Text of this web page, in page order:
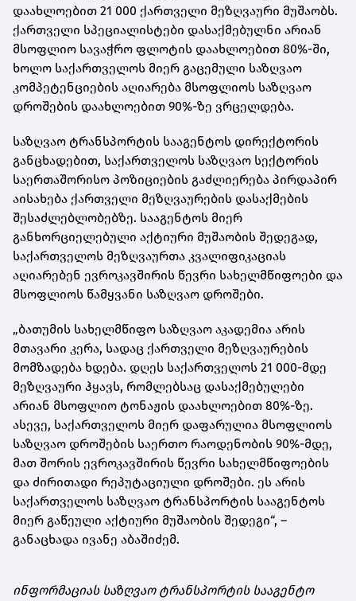
დაახლოებით 21 000 ქართველი მეზღვაური მუშაობს.
ქართველი სპეციალისტები დასაქმებულნი არიან
მსოფლიო სავაჭრო ფლოტის დაახლოებით 80%-ში,
ხოლო საქართველოს მიერ გაცემული საზღვაო
კომპეტენციების აღიარება მსოფლიოს საზღვაო
დროშების დაახლოებით 90%-ზე ვრცელდება.
საზღვაო ტრანსპორტის სააგენტოს დირექტორის
განცხადებით, საქართველოს საზღვაო სექტორის
საერთაშორისო პოზიციების გაძლიერება პირდაპირ
აისახება ქართველი მეზღვაურების დასაქმების
შესაძლებლობებზე. სააგენტოს მიერ
განხორციელებული აქტიური მუშაობის შედეგად,
საქართველოს მეზღვაურთა კვალიფიკაციას
აღიარებენ ევროკავშირის წევრი სახელმწიფოები და
მსოფლიოს წამყვანი საზღვაო დროშები.
„ბათუმის სახელმწიფო საზღვაო აკადემია არის
მთავარი კერა, სადაც ქართველი მეზღვაურების
მომზადება ხდება. დღეს საქართველოს 21 000-მდე
მეზღვაური ჰყავს, რომლებსაც დასაქმებულები
არიან მსოფლიო ტონაჟის დაახლოებით 80%-ზე.
ასევე, საქართველოს მიერ დაფარულია მსოფლიოს
საზღვაო დროშების საერთო რაოდენობის 90%-მდე,
მათ შორის ევროკავშირის წევრი სახელმწიფოების
და ძირითადი რეპუტაციული დროშები. ეს არის
საქართველოს საზღვაო ტრანსპორტის სააგენტოს
მიერ გაწეული აქტიური მუშაობის შედეგი“, –
განაცხადა ივანე აბაშიძემ.
ინფორმაციას საზღვაო ტრანსპორტის სააგენტო